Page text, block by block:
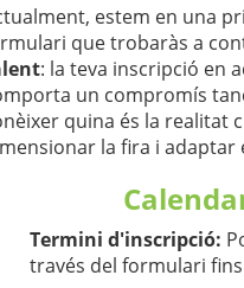
estem en una
que trobaràs a
: la teva inscripció en
un compromís
quina és la realitat
la fira i adaptar
Termini d'inscripció:
través del formulari